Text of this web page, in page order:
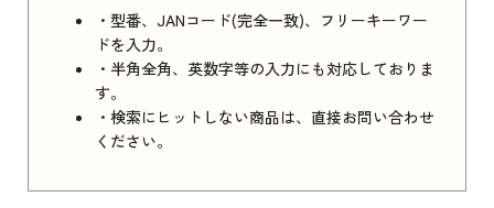
・型番、JANコード(完全一致)、フリーキーワー
ドを入力。
・半角全角、英数字等の入力にも対応しておりま
す。
・検索にヒットしない商品は、直接お問い合わせ
ください。